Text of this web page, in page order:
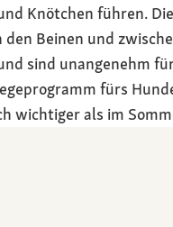
Knötchen führen.
Beinen und
sind unangenehm
fürs
wichtiger als im